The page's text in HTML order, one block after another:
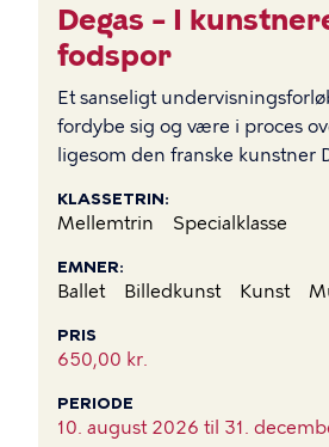
Degas – I
fodspor
Et sanseligt
fordybe sig og være i proces
ligesom den franske kunstner
KLASSETRIN
Mellemtrin Specialklasse
EMNER
Ballet Billedkunst Kunst
PRIS
650,00 kr.
PERIODE
10. august 2026 til 31.